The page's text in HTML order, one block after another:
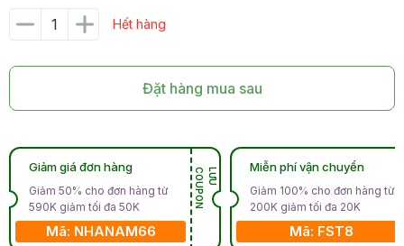
Hết hàng
Đặt hàng mua sau
Giảm giá đơn hàng
Giảm 50% cho đơn hàng từ
590K giảm tối đa 50K
Mã: NHANAM66
L
Ư
U
C
O
U
P
O
N
Miễn phí vận chuyển
Giảm 100% cho đơn hàng từ
200K giảm tối đa 20K
Mã: FST8